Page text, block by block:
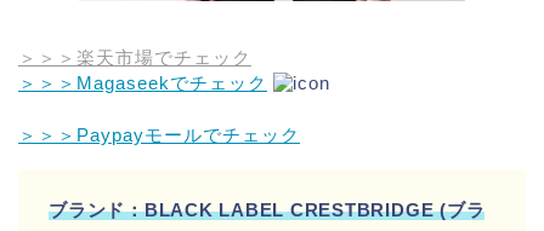
＞＞＞楽天市場でチェック
＞＞＞Magaseekでチェック
＞＞＞Paypayモールでチェック
ブランド：BLACK LABEL CRESTBRIDGE (ブラ